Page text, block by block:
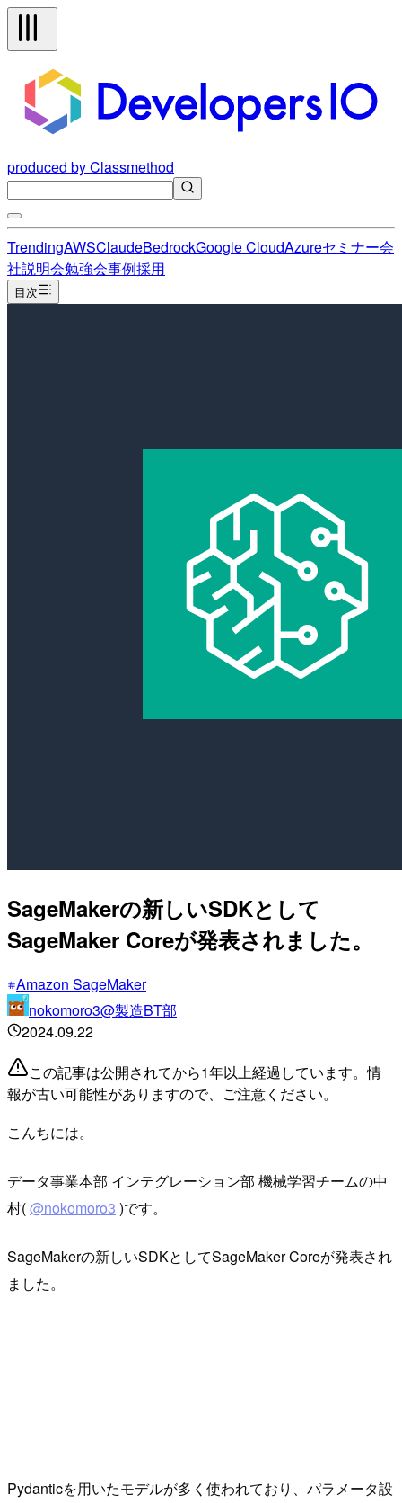
produced by Classmethod
TrendingAWSClaudeBedrockGoogle CloudAzureセミナー会
社説明会勉強会事例採用
目次
SageMakerの新しいSDKとして
SageMaker Coreが発表されました。
Amazon SageMaker
nokomoro3@製造BT部
2024.09.22
この記事は公開されてから1年以上経過しています。情
報が古い可能性がありますので、ご注意ください。
こんちには。
データ事業本部 インテグレーション部 機械学習チームの中
村(@nokomoro3 )です。
SageMakerの新しいSDKとしてSageMaker Coreが発表され
ました。
Pydanticを用いたモデルが多く使われており、パラメータ設